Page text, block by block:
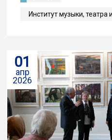
Институт музыки, театра
01
апр
2026